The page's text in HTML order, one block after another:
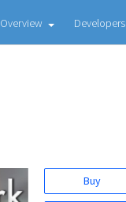
Overview Developers
Buy